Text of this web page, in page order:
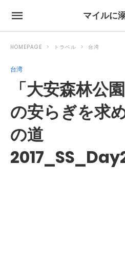
マイルに
HOMEPAGE トラベル 台湾
台湾
「大安森林公
の安らぎを求
の道